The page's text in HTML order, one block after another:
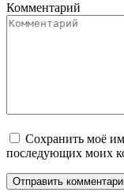
Комментарий
Сохранить моё
последующих моих